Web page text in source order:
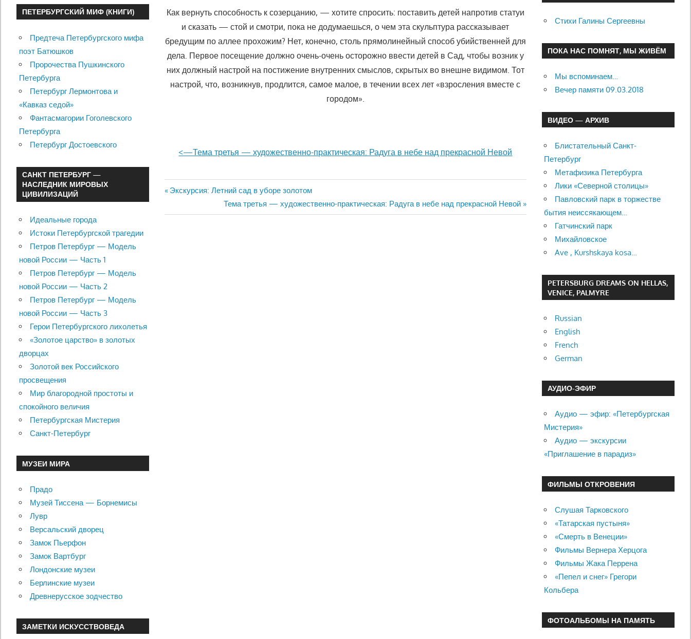
Как вернуть способность к созерцанию, — хотите спросить: по­ставить детей напротив статуи
и сказать — стой и смотри, пока не додумаешься, о чем эта скульптура рассказывает
бредущим по аллее прохожим? Нет, конечно, столь прямолинейный способ убийственней для
дела. Первое посещение должно очень-очень осторожно ввести детей в Сад, чтобы возник у
них должный настрой на постижение внутренних смыслов, скрытых во внешне видимом. Тот
настрой, что, возникнув, продлится, самое малое, в течении всех лет «взросления вместе с
городом».
<—Тема третья — художественно-практическая: Радуга в небе над прекрасной Невой
Навигация
Previous
Экскурсия: Летний сад в уборе золотом
Next
Post:
Тема третья — художественно-практическая: Радуга в небе над прекрасной Невой
ПЕТЕРБУРГСКИЙ МИФ (КНИГИ)
Предтеча Петербургского мифа
поэт Батюшков
Пророчества Пушкинского
Петербурга
Петербург Лермонтова и
«Кавказ седой»
Фантасмагории Гоголевского
Петербурга
Петербург Достоевского
САНКТ ПЕТЕРБУРГ —
НАСЛЕДНИК МИРОВЫХ
ЦИВИЛИЗАЦИЙ
Идеальные города
Истоки Петербургской трагедии
Петров Петербург — Модель
новой России — Часть 1
Петров Петербург — Модель
новой России — Часть 2
Петров Петербург — Модель
новой России — Часть 3
Герои Петербургского лихолетья
«Золотое царство» в золотых
дворцах
Золотой век Российского
просвещения
Мир благородной простоты и
спокойного величия
Петербургская Мистерия
Санкт-Петербург
МУЗЕИ МИРА
Прадо
Музей Тиссена — Борнемисы
Лувр
Версальский дворец
Замок Пьерфон
Замок Вартбург
Лондонские музеи
Берлинские музеи
Древнерусское зодчество
ЗАМЕТКИ ИСКУССТВОВЕДА
Стихи Галины Сергеевны
ПОКА НАС ПОМНЯТ, МЫ ЖИВЁМ
Мы вспоминаем…
Вечер памяти 09.03.2018
ВИДЕО — АРХИВ
Блистательный Санкт-
Петербург
Метафизика Петербурга
Лики «Северной столицы»
Павловский парк в торжестве
бытия неиссякающем…
Гатчинский парк
Михайловское
Ave , Kurshskaya kosa…
PETERSBURG DREAMS ON HELLAS,
VENICE, PALMYRE
Russian
English
French
German
АУДИО-ЭФИР
Аудио — эфир: «Петербургская
Мистерия»
Аудио — экскурсии
«Приглашение в парадиз»
ФИЛЬМЫ ОТКРОВЕНИЯ
Слушая Тарковского
«Татарская пустыня»
«Смерть в Венеции»
Фильмы Вернера Херцога
Фильмы Жака Перрена
«Пепел и снег» Грегори
Кольбера
ФОТОАЛЬБОМЫ НА ПАМЯТЬ